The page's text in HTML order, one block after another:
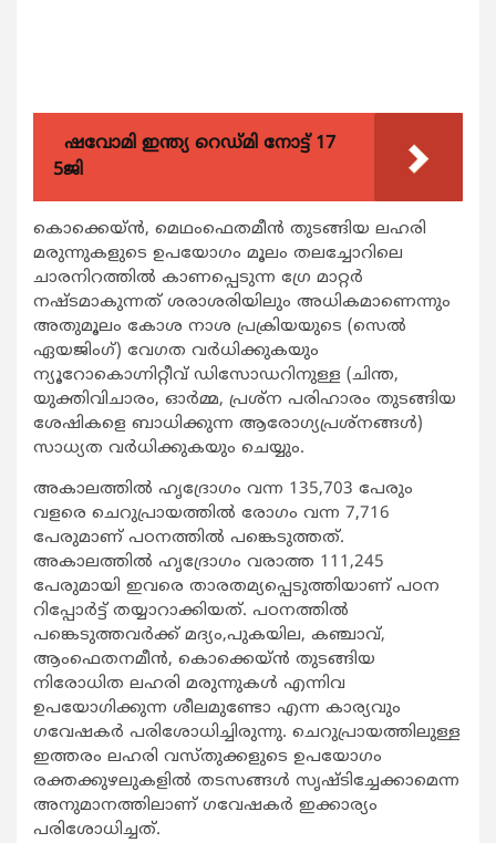
ഷവോമി ഇന്ത്യ റെഡ്മി നോട്ട് 17
5ജി
കൊക്കെയ്ന്‍, മെഥംഫെതമീന്‍ തുടങ്ങിയ ലഹരി
മരുന്നുകളുടെ ഉപയോഗം മൂലം തലച്ചോറിലെ
ചാരനിറത്തില്‍ കാണപ്പെടുന്ന ഗ്രേ മാറ്റര്‍
നഷ്ടമാകുന്നത് ശരാശരിയിലും അധികമാണെന്നും
അതുമൂലം കോശ നാശ പ്രക്രിയയുടെ (സെല്‍
ഏയജിംഗ്) വേഗത വര്‍ധിക്കുകയും
ന്യൂറോകൊഗ്നിറ്റീവ് ഡിസോഡറിനുള്ള (ചിന്ത,
യുക്തിവിചാരം, ഓര്‍മ്മ, പ്രശ്‌ന പരിഹാരം തുടങ്ങിയ
ശേഷികളെ ബാധിക്കുന്ന ആരോഗ്യപ്രശ്‌നങ്ങള്‍)
സാധ്യത വര്‍ധിക്കുകയും ചെയ്യും.
അകാലത്തില്‍ ഹൃദ്രോഗം വന്ന 135,703 പേരും
വളരെ ചെറുപ്രായത്തില്‍ രോഗം വന്ന 7,716
പേരുമാണ് പഠനത്തില്‍ പങ്കെടുത്തത്.
അകാലത്തില്‍ ഹൃദ്രോഗം വരാത്ത 111,245
പേരുമായി ഇവരെ താരതമ്യപ്പെടുത്തിയാണ് പഠന
റിപ്പോര്‍ട്ട് തയ്യാറാക്കിയത്. പഠനത്തില്‍
പങ്കെടുത്തവര്‍ക്ക് മദ്യം,പുകയില, കഞ്ചാവ്,
ആംഫെതനമീന്‍, കൊക്കെയ്ന്‍ തുടങ്ങിയ
നിരോധിത ലഹരി മരുന്നുകള്‍ എന്നിവ
ഉപയോഗിക്കുന്ന ശീലമുണ്ടോ എന്ന കാര്യവും
ഗവേഷകര്‍ പരിശോധിച്ചിരുന്നു. ചെറുപ്രായത്തിലുള്ള
ഇത്തരം ലഹരി വസ്തുക്കളുടെ ഉപയോഗം
രക്തക്കുഴലുകളില്‍ തടസങ്ങള്‍ സൃഷ്ടിച്ചേക്കാമെന്ന
അനുമാനത്തിലാണ് ഗവേഷകര്‍ ഇക്കാര്യം
പരിശോധിച്ചത്.